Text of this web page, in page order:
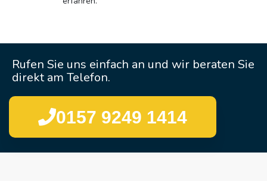
Rufen Sie uns einfach an und wir beraten Sie
direkt am Telefon.
0157 9249 1414